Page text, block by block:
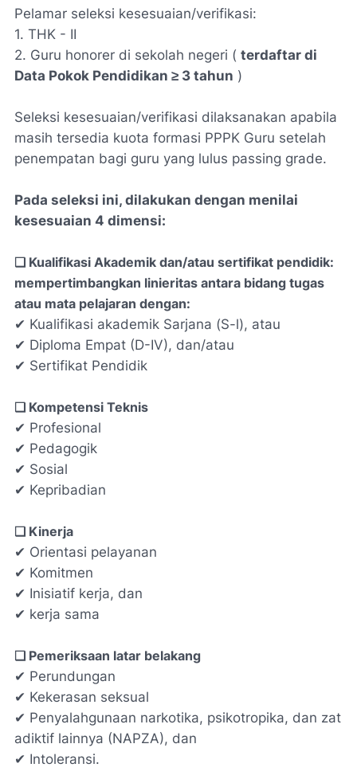
Pelamar seleksi kesesuaian/verifikasi:
1. THK - II
2. Guru honorer di sekolah negeri ( terdaftar di
Data Pokok Pendidikan ≥ 3 tahun )
Seleksi kesesuaian/verifikasi dilaksanakan apabila
masih tersedia kuota formasi PPPK Guru setelah
penempatan bagi guru yang lulus passing grade.
Pada seleksi ini, dilakukan dengan menilai
kesesuaian 4 dimensi:
❑ Kualifikasi Akademik dan/atau sertifikat pendidik:
mempertimbangkan linieritas antara bidang tugas
atau mata pelajaran dengan:
✔ Kualifikasi akademik Sarjana (S-l), atau
✔ Diploma Empat (D-IV), dan/atau
✔ Sertifikat Pendidik
❑ Kompetensi Teknis
✔ Profesional
✔ Pedagogik
✔ Sosial
✔ Kepribadian
❑ Kinerja
✔ Orientasi pelayanan
✔ Komitmen
✔ Inisiatif kerja, dan
✔ kerja sama
❑ Pemeriksaan latar belakang
✔ Perundungan
✔ Kekerasan seksual
✔ Penyalahgunaan narkotika, psikotropika, dan zat
adiktif lainnya (NAPZA), dan
✔ Intoleransi.